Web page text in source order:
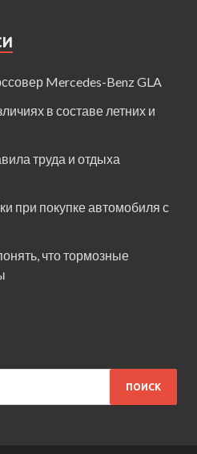
Mercedes-Benz GLA
в составе летних и
труда и отдыха
при покупке автомобиля с
что тормозные